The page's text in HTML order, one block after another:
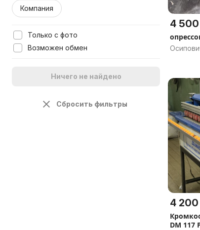
Компания
Только с фото
Возможен обмен
Ничего не найдено
Сбросить фильтры
4 500
4 200
DM 117